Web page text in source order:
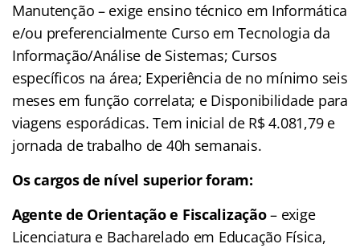
Manutenção – exige ensino técnico em Informática
e/ou preferencialmente Curso em Tecnologia da
Informação/Análise de Sistemas; Cursos
específicos na área; Experiência de no mínimo seis
meses em função correlata; e Disponibilidade para
viagens esporádicas. Tem inicial de R$ 4.081,79 e
jornada de trabalho de 40h semanais.
Os cargos de nível superior foram:
Agente de Orientação e Fiscalização– exige
Licenciatura e Bacharelado em Educação Física,